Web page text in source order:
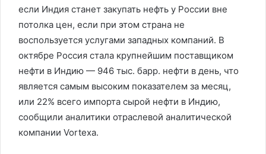
если Индия станет закупать нефть у России вне
потолка цен, если при этом страна не
воспользуется услугами западных компаний. В
октябре Россия стала крупнейшим поставщиком
нефти в Индию — 946 тыс. барр. нефти в день, что
является самым высоким показателем за месяц,
или 22% всего импорта сырой нефти в Индию,
сообщили аналитики отраслевой аналитической
компании Vortexa.